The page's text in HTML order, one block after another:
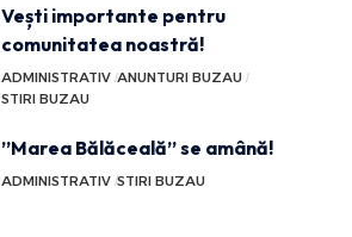
Vești importante pentru
comunitatea noastră!
ADMINISTRATIV ANUNTURI BUZAU
STIRI BUZAU
”Marea Bălăceală” se amână!
ADMINISTRATIV STIRI BUZAU